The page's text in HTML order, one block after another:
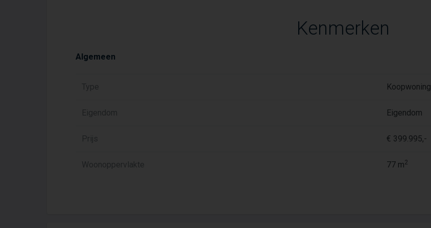
Kenmerken
Algemeen
Type Koopwoning
Eigendom Eigendom
Prijs € 399.995,-
Woonoppervlakte 77 m2